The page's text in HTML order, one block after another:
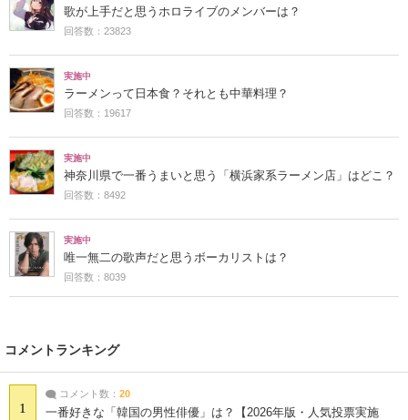
歌が上手だと思うホロライブのメンバーは？
回答数：23823
実施中
ラーメンって日本食？それとも中華料理？
回答数：19617
実施中
神奈川県で一番うまいと思う「横浜家系ラーメン店」はどこ？
回答数：8492
実施中
唯一無二の歌声だと思うボーカリストは？
回答数：8039
コメントランキング
1
コメント数： 20
一番好きな「韓国の男性俳優」は？【2026年版・人気投票実施